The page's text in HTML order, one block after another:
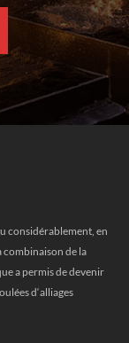
considérablement, en
combinaison de la
a permis de devenir
d‘alliages